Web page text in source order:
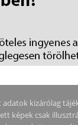
kizárólag
képek csak